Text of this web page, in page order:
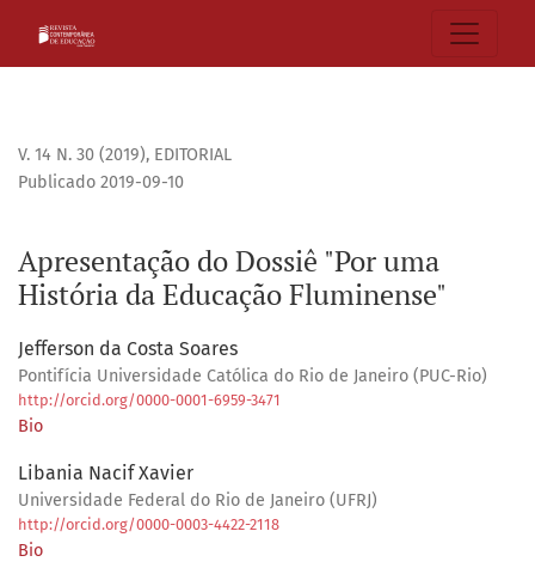
V. 14 N. 30 (2019), EDITORIAL
Apresentação do Dossiê "Por uma
História da Educação Fluminense"
Publicado 2019-09-10
Jefferson da Costa Soares
Pontifícia Universidade Católica do Rio de Janeiro (PUC-Rio)
http://orcid.org/0000-0001-6959-3471
Bio
Libania Nacif Xavier
Universidade Federal do Rio de Janeiro (UFRJ)
http://orcid.org/0000-0003-4422-2118
Bio